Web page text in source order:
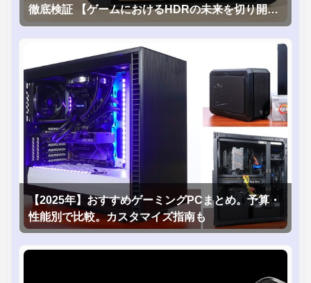
徹底検証 【ゲームにおけるHDRの未来を切り開く
1台！】
【2025年】おすすめゲーミングPCまとめ。予算・
性能別で比較。カスタマイズ指南も